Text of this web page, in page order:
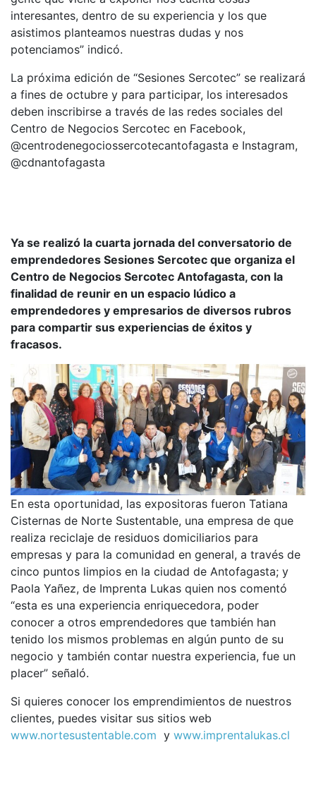
interesantes, dentro de su experiencia y los que
asistimos planteamos nuestras dudas y nos
potenciamos” indicó.
La próxima edición de “Sesiones Sercotec” se realizará
a fines de octubre y para participar, los interesados
deben inscribirse a través de las redes sociales del
Centro de Negocios Sercotec en Facebook,
@centrodenegociossercotecantofagasta e Instagram,
@cdnantofagasta
Ya se realizó la cuarta jornada del conversatorio de
emprendedores Sesiones Sercotec que organiza el
Centro de Negocios Sercotec Antofagasta, con la
finalidad de reunir en un espacio lúdico a
emprendedores y empresarios de diversos rubros
para compartir sus experiencias de éxitos y
fracasos.
En esta oportunidad, las expositoras fueron Tatiana
Cisternas de Norte Sustentable, una empresa de que
realiza reciclaje de residuos domiciliarios para
empresas y para la comunidad en general, a través de
cinco puntos limpios en la ciudad de Antofagasta; y
Paola Yañez, de Imprenta Lukas quien nos comentó
“esta es una experiencia enriquecedora, poder
conocer a otros emprendedores que también han
tenido los mismos problemas en algún punto de su
negocio y también contar nuestra experiencia, fue un
placer” señaló.
Si quieres conocer los emprendimientos de nuestros
clientes, puedes visitar sus sitios web
www.nortesustentable.com y www.imprentalukas.cl